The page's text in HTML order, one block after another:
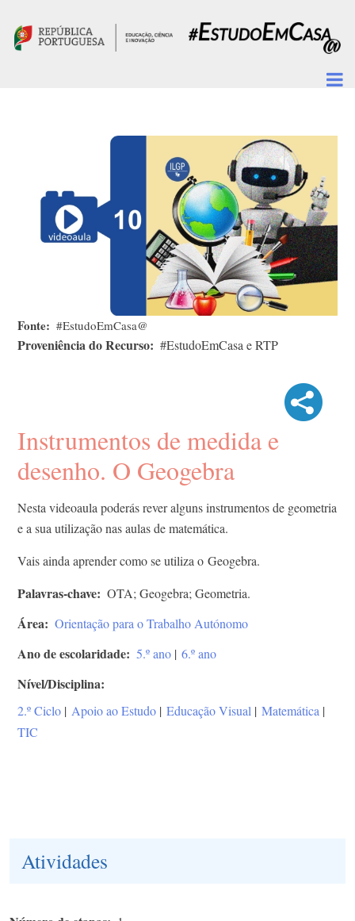
Fonte #EstudoEmCasa@
Proveniência do Recurso #EstudoEmCasa e RTP
Instrumentos de medida e
desenho. O Geogebra
Nesta videoaula poderás rever alguns instrumentos de geometria
e a sua utilização nas aulas de matemática.
Vais ainda aprender como se utiliza o Geogebra.
Palavras-chave OTA; Geogebra; Geometria.
Área Orientação para o Trabalho Autónomo
Ano de escolaridade 5.º ano | 6.º ano
Nível/Disciplina
2.º Ciclo | Apoio ao Estudo | Educação Visual | Matemática |
TIC
Atividades